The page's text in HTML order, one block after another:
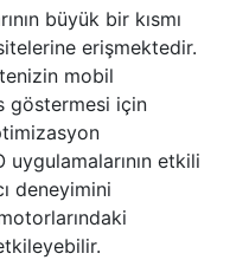
büyük bir kısmı
erişmektedir.
mobil
göstermesi için
etkili
deneyimini